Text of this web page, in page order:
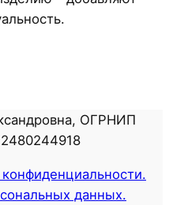
ОГРНИП
данных.